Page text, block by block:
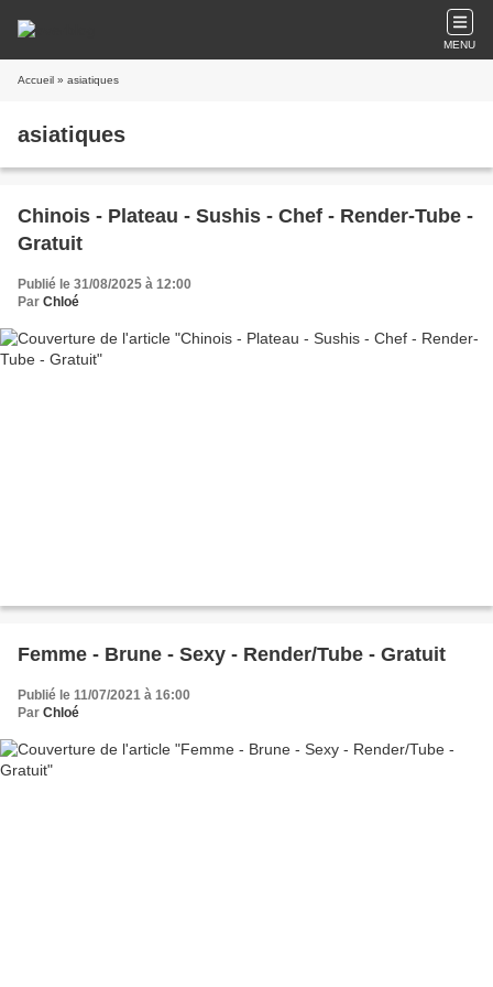
MENU
Accueil » asiatiques
asiatiques
Chinois - Plateau - Sushis - Chef - Render-Tube -
Gratuit
Publié le 31/08/2025 à 12:00
Par Chloé
Femme - Brune - Sexy - Render/Tube - Gratuit
Publié le 11/07/2021 à 16:00
Par Chloé